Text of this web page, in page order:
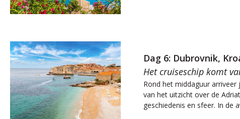
Dag 6: Dubrovnik,
Het cruiseschip komt
Rond het middaguur
van het uitzicht over de
geschiedenis en sfeer. In de